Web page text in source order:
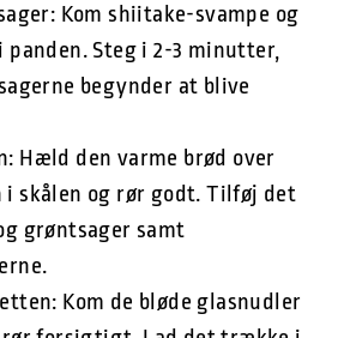
Kom shiitake-svampe og
panden. Steg i 2-3 minutter,
begynder at blive
Hæld den varme brød over
i skålen og rør godt. Tilføj det
grøntsager samt
Kom de bløde glasnudler